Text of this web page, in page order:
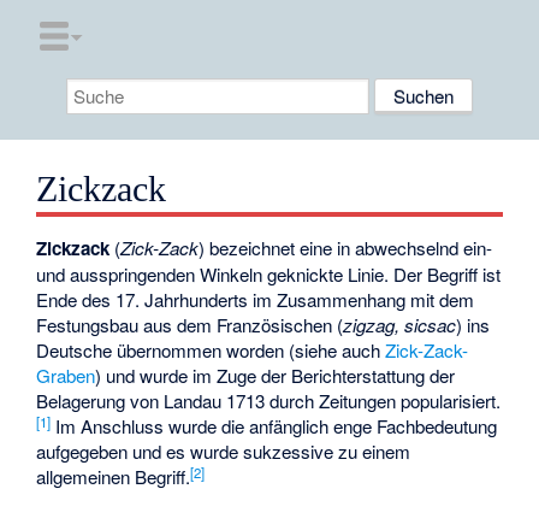
Zickzack
Zickzack (Zick-Zack) bezeichnet eine in abwechselnd ein-
und ausspringenden Winkeln geknickte Linie. Der Begriff ist
Ende des 17. Jahrhunderts im Zusammenhang mit dem
Festungsbau aus dem Französischen (zigzag, sicsac) ins
Deutsche übernommen worden (siehe auchZick-Zack-
Graben) und wurde im Zuge der Berichterstattung der
Belagerung von Landau 1713 durch Zeitungen popularisiert.
[1] Im Anschluss wurde die anfänglich enge Fachbedeutung
aufgegeben und es wurde sukzessive zu einem
allgemeinen Begriff.[2]